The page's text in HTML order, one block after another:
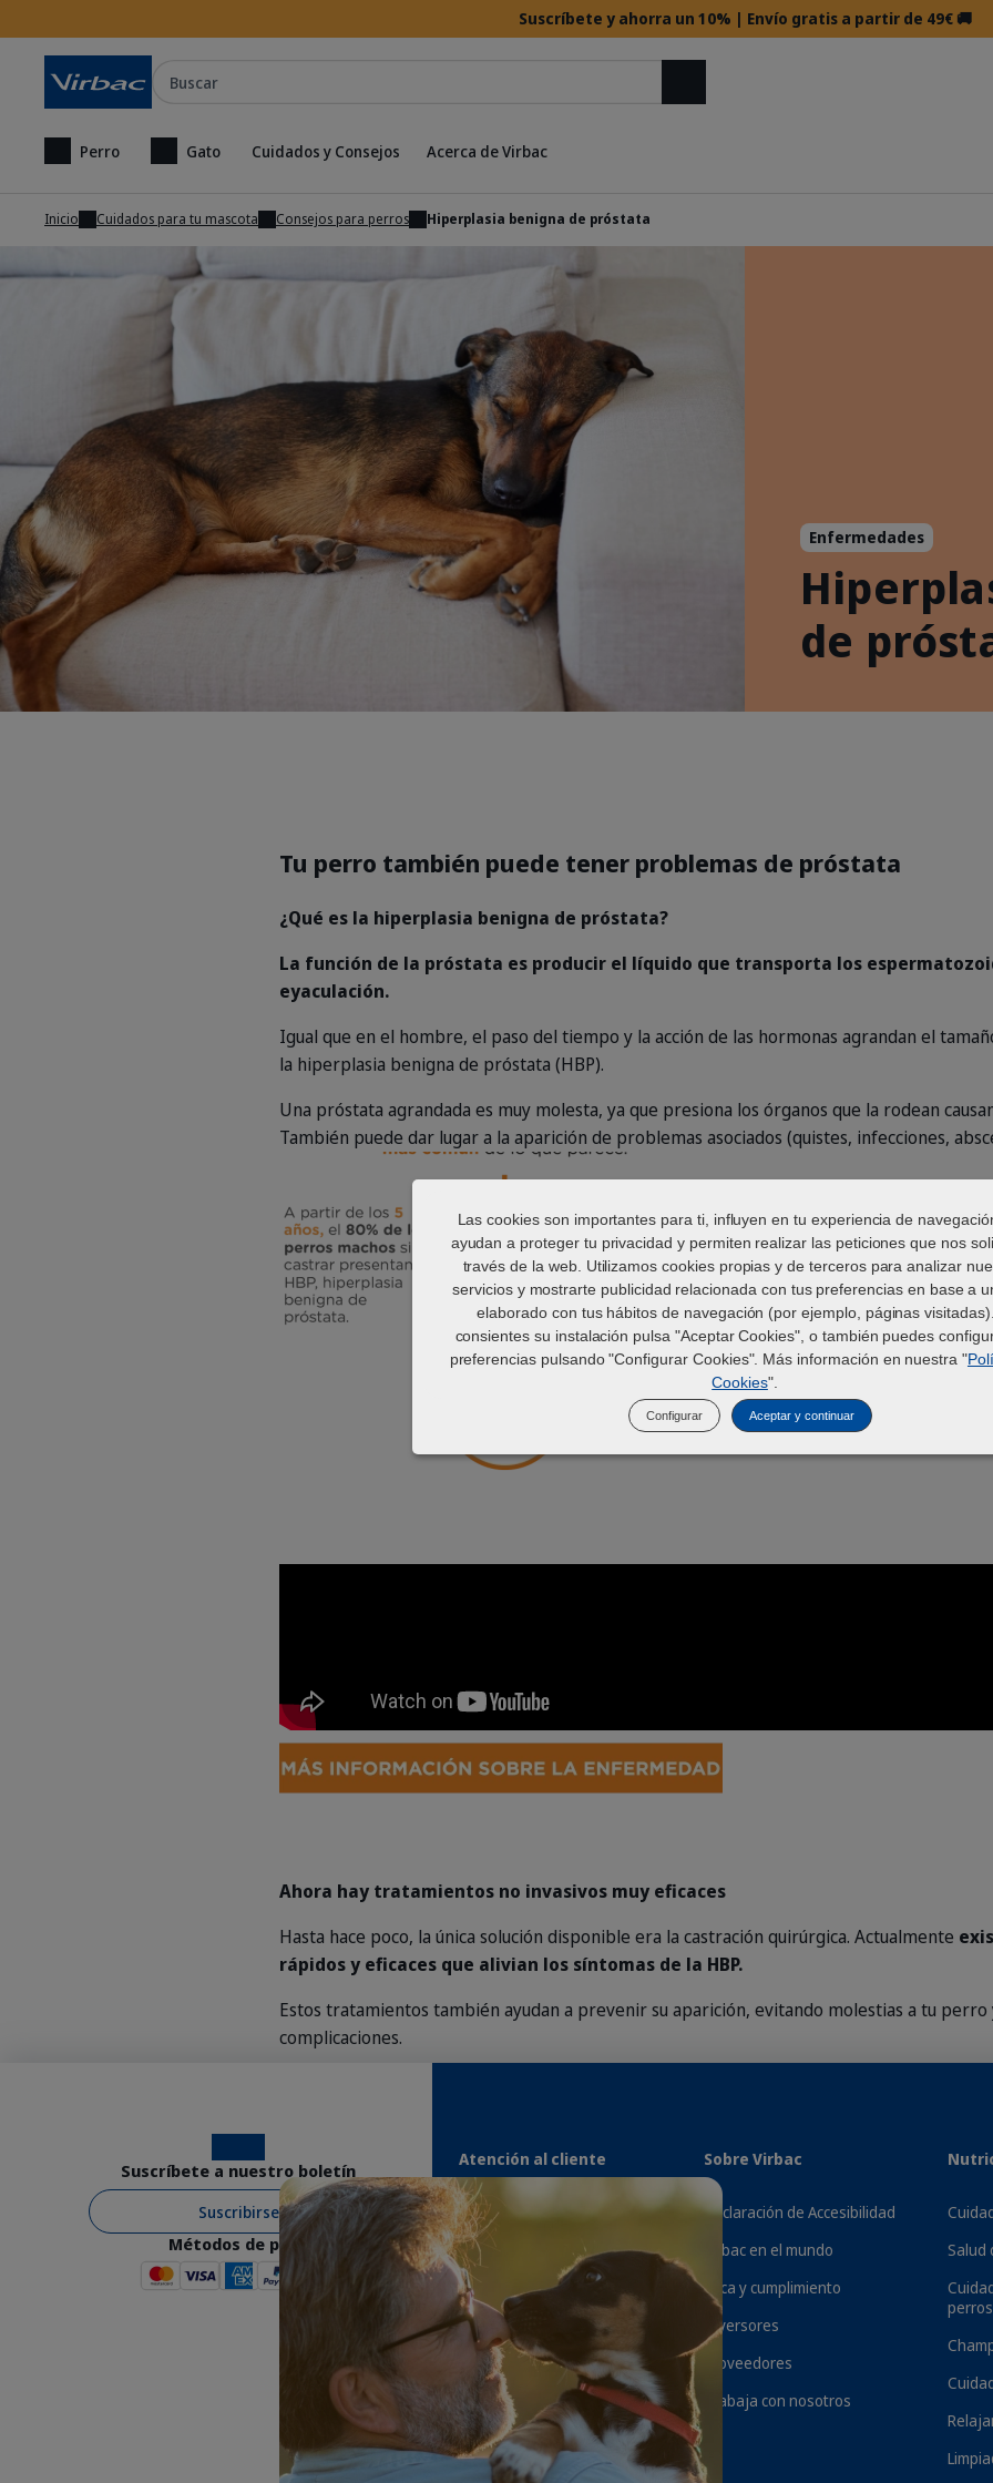
Suscríbete y ahorra un 10% | Envío gratis a partir de 49€ 🚚
Perro Gato Cuidados y Consejos Acerca de Virbac
Inicio Cuidados para tu mascota Consejos para perros Hiperplasia benigna de próstata
hiperplasia-benigna-protsta-perros-2
Enfermedades
de
Tu perro también puede tener problemas de próstata
¿Qué es la hiperplasia benigna de próstata?
La función de la próstata es producir el líquido que transporta los
eyaculación.
Igual que en el hombre, el paso del tiempo y la acción de las hormonas agrandan el
la hiperplasia benigna de próstata (HBP).
Una próstata agrandada es muy molesta, ya que presiona los órganos que la rodean
También puede dar lugar a la aparición de problemas asociados (quistes, infecciones,
datos-hiperplasia-prostata-
boton
Ahora hay tratamientos no invasivos muy eficaces
Hasta hace poco, la única solución disponible era la castración quirúrgica. Actualmente
rápidos y eficaces que alivian los síntomas de la HBP.
Estos tratamientos también ayudan a prevenir su aparición, evitando molestias a tu
complicaciones.
humano-perro
Atención al cliente
Contacta con nosotros
Suscripciones
Términos y condiciones
suscripciones
Envíos y devoluciones
Registra a tu veterinario
Sobre Virbac
Declaración de Accesibilidad
Virbac en el mundo
Ética y cumplimiento
Inversores
Proveedores
Trabaja con nosotros
Salud
perros
Suscríbete a nuestro boletín
Suscribirse
Métodos de pago
Las cookies son importantes para ti, influyen en tu experiencia de
ayudan a proteger tu privacidad y permiten realizar las peticiones que nos
través de la web. Utilizamos cookies propias y de terceros para analizar
servicios y mostrarte publicidad relacionada con tus preferencias en base a
elaborado con tus hábitos de navegación (por ejemplo, páginas
consientes su instalación pulsa "Aceptar Cookies", o también puedes
preferencias pulsando "Configurar Cookies". Más información en nuestra "
Cookies".
Configurar Aceptar y continuar